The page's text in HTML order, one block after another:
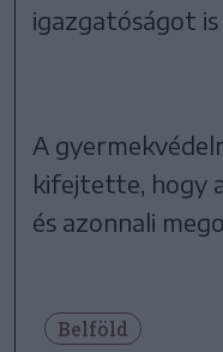
igazgatóságot is
A
kifejtette, hogy
és azonnali
Belföld